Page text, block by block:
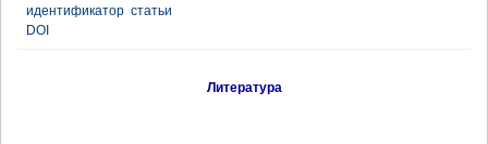
идентификатор статьи
DOI
Литература